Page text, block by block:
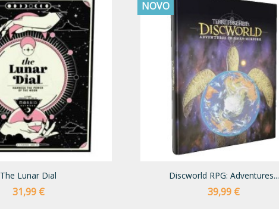
The Lunar Dial
Preço
31,99 €
Discworld RPG: Adventures...
Preço
39,99 €
NOVO